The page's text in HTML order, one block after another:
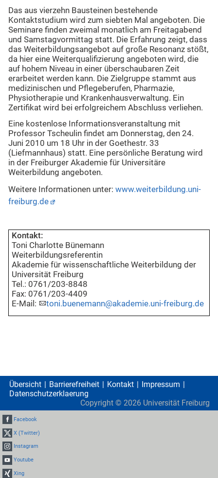
Das aus vierzehn Bausteinen bestehende
Kontaktstudium wird zum siebten Mal angeboten. Die
Seminare finden zweimal monatlich am Freitagabend
und Samstagvormittag statt. Die Erfahrung zeigt, dass
das Weiterbildungsangebot auf große Resonanz stößt,
da hier eine Weiterqualifizierung angeboten wird, die
auf hohem Niveau in einer überschaubaren Zeit
erarbeitet werden kann. Die Zielgruppe stammt aus
medizinischen und Pflegeberufen, Pharmazie,
Physiotherapie und Krankenhausverwaltung. Ein
Zertifikat wird bei erfolgreichem Abschluss verliehen.
Eine kostenlose Informationsveranstaltung mit
Professor Tscheulin findet am Donnerstag, den 24.
Juni 2010 um 18 Uhr in der Goethestr. 33
(Liefmannhaus) statt. Eine persönliche Beratung wird
in der Freiburger Akademie für Universitäre
Weiterbildung angeboten.
Weitere Informationen unter: www.weiterbildung.uni-
freiburg.de
Kontakt:
Toni Charlotte Bünemann
Weiterbildungsreferentin
Akademie für wissenschaftliche Weiterbildung der
Universität Freiburg
Tel.: 0761/203-8848
Fax: 0761/203-4409
E-Mail:
toni.buenemann@akademie.uni-freiburg.de
Übersicht Barrierefreiheit Kontakt
Impressum
Datenschutzerklaerung
Copyright © 2026 Universität Freiburg
Facebook
X (Twitter)
Instagram
Youtube
Xing